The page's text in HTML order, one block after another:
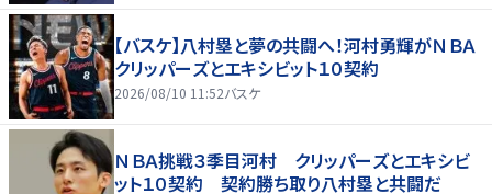
【バスケ】八村塁と夢の共闘へ！河村勇輝がＮＢＡ
クリッパーズとエキシビット１０契約
2026/08/10 11:52バスケ
ＮＢＡ挑戦３季目河村 クリッパーズとエキシビ
ット１０契約 契約勝ち取り八村塁と共闘だ